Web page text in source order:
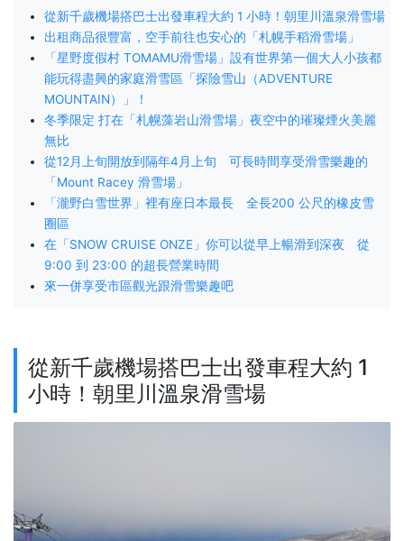
從新千歲機場搭巴士出發車程大約 1 小時！朝里川溫泉滑雪場
出租商品很豐富，空手前往也安心的「札幌手稻滑雪場」
「星野度假村 TOMAMU滑雪場」設有世界第一個大人小孩都
能玩得盡興的家庭滑雪區「探險雪山（ADVENTURE
MOUNTAIN）」！
冬季限定 打在「札幌藻岩山滑雪場」夜空中的璀璨煙火美麗
無比
從12月上旬開放到隔年4月上旬 可長時間享受滑雪樂趣的
「Mount Racey 滑雪場」
「瀧野白雪世界」裡有座日本最長 全長200 公尺的橡皮雪
圈區
在「SNOW CRUISE ONZE」你可以從早上暢滑到深夜 從
9:00 到 23:00 的超長營業時間
來一併享受市區觀光跟滑雪樂趣吧
從新千歲機場搭巴士出發車程大約 1
小時！朝里川溫泉滑雪場